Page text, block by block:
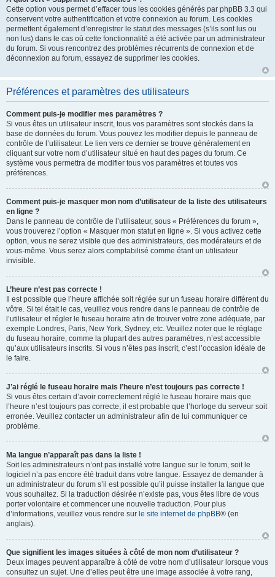
Cette option vous permet d’effacer tous les cookies générés par phpBB 3.3 qui
conservent votre authentification et votre connexion au forum. Les cookies
permettent également d’enregistrer le statut des messages (s’ils sont lus ou
non lus) dans le cas où cette fonctionnalité a été activée par un administrateur
du forum. Si vous rencontrez des problèmes récurrents de connexion et de
déconnexion au forum, essayez de supprimer les cookies.
Préférences et paramètres des utilisateurs
Comment puis-je modifier mes paramètres ?
Si vous êtes un utilisateur inscrit, tous vos paramètres sont stockés dans la
base de données du forum. Vous pouvez les modifier depuis le panneau de
contrôle de l’utilisateur. Le lien vers ce dernier se trouve généralement en
cliquant sur votre nom d’utilisateur situé en haut des pages du forum. Ce
système vous permettra de modifier tous vos paramètres et toutes vos
préférences.
Comment puis-je masquer mon nom d’utilisateur de la liste des utilisateurs
en ligne ?
Dans le panneau de contrôle de l’utilisateur, sous « Préférences du forum »,
vous trouverez l’option « Masquer mon statut en ligne ». Si vous activez cette
option, vous ne serez visible que des administrateurs, des modérateurs et de
vous-même. Vous serez alors comptabilisé comme étant un utilisateur
invisible.
L’heure n’est pas correcte !
Il est possible que l’heure affichée soit réglée sur un fuseau horaire différent du
vôtre. Si tel était le cas, veuillez vous rendre dans le panneau de contrôle de
l’utilisateur et régler le fuseau horaire afin de trouver votre zone adéquate, par
exemple Londres, Paris, New York, Sydney, etc. Veuillez noter que le réglage
du fuseau horaire, comme la plupart des autres paramètres, n’est accessible
qu’aux utilisateurs inscrits. Si vous n’êtes pas inscrit, c’est l’occasion idéale de
le faire.
J’ai réglé le fuseau horaire mais l’heure n’est toujours pas correcte !
Si vous êtes certain d’avoir correctement réglé le fuseau horaire mais que
l’heure n’est toujours pas correcte, il est probable que l’horloge du serveur soit
erronée. Veuillez contacter un administrateur afin de lui communiquer ce
problème.
Ma langue n’apparaît pas dans la liste !
Soit les administrateurs n’ont pas installé votre langue sur le forum, soit le
logiciel n’a pas encore été traduit dans votre langue. Essayez de demander à
un administrateur du forum s’il est possible qu’il puisse installer la langue que
vous souhaitez. Si la traduction désirée n’existe pas, vous êtes libre de vous
porter volontaire et commencer une nouvelle traduction. Pour plus
d’informations, veuillez vous rendre sur le site internet de phpBB® (en
anglais).
Que signifient les images situées à côté de mon nom d’utilisateur ?
Deux images peuvent apparaître à côté de votre nom d’utilisateur lorsque vous
consultez un sujet. Une d’elles peut être une image associée à votre rang,